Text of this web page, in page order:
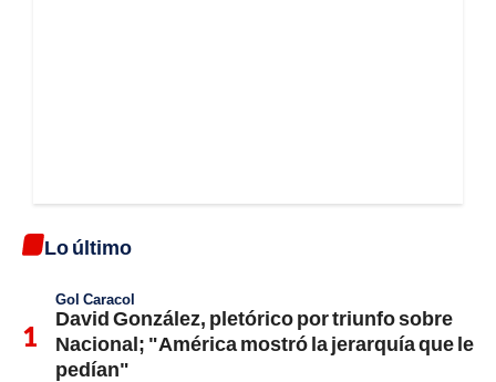
Lo último
Gol Caracol
David González, pletórico por triunfo sobre
Nacional; "América mostró la jerarquía que le
pedían"